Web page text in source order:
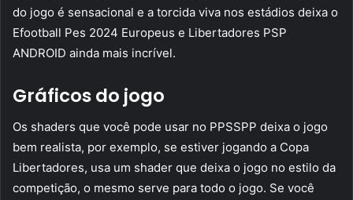
do jogo é sensacional e a torcida viva nos estádios deixa o
Efootball Pes 2024 Europeus e Libertadores PSP
ANDROID ainda mais incrível.
Gráficos do jogo
Os shaders que você pode usar no PPSSPP deixa o jogo
bem realista, por exemplo, se estiver jogando a Copa
Libertadores, usa um shader que deixa o jogo no estilo da
competição, o mesmo serve para todo o jogo. Se você